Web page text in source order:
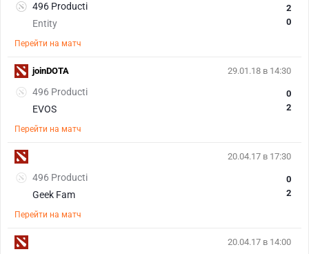
496 Producti
Entity
2
0
Перейти на матч
29.01.18 в 14:30
496 Producti
EVOS
0
2
Перейти на матч
joinDOTA
20.04.17 в 17:30
496 Producti
Geek Fam
0
2
Перейти на матч
20.04.17 в 14:00